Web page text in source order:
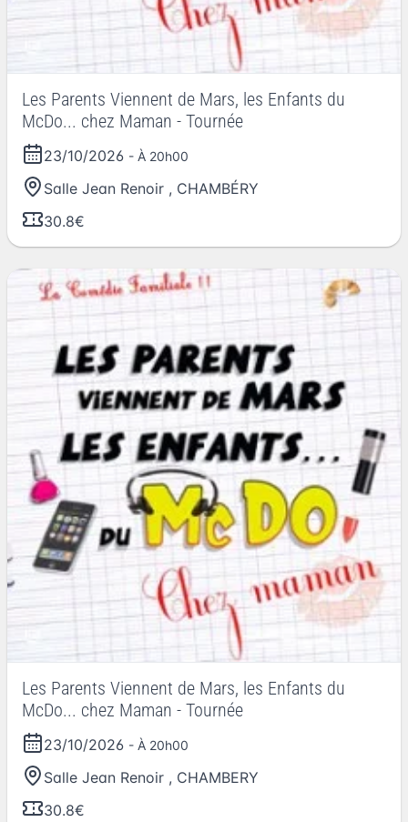
Les Parents Viennent de Mars, les Enfants du
McDo... chez Maman - Tournée
23/10/2026 - À 20h00
Salle Jean Renoir , CHAMBÉRY
30.8€
Les Parents Viennent de Mars, les Enfants du
McDo... chez Maman - Tournée
23/10/2026 - À 20h00
Salle Jean Renoir , CHAMBERY
30.8€